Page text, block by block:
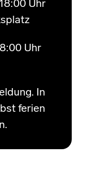
Uhr
Uhr
In
ferien